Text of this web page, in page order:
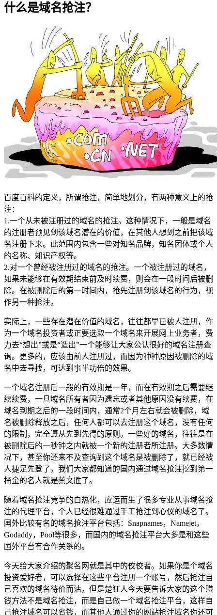
什么是域名抢注？
百度百科的定义，所谓抢注，简单地划分，有两种意义上的抢
注：
1.一个从未被注册过的域名的抢注。这种情况下，一般是域名
的注册者预见到该域名潜在的价值，在其他人想到之前把该域
名注册下来。此范围内包含一些对知名品牌，知名团体或个人
的名称、知识产权等。
2.对一个曾经被注册过的域名的抢注。一个被注册过的域名，
如果未能够在有效期结束前及时续费，则会在一段时间后被删
除。在被删除后的第一时间内，抢先注册到该域名的行为，视
作另一种抢注。
实际上，一些存在潜在价值的域名，往往都早已被人注册，作
为一个域名投资者或正要选取一个域名来开展网上业务者，费
力去“想出”或是“造出”一个能够让大家公认很好的域名注册查
询。更多的，应该由前人注册过，而因为种种原因被删除的域
名中去寻找，可达到事半功倍的效果。
一个域名注册后一般的有效期是一年，而在有效期之后需要继
续续费，一旦域名所有者因为遗忘或者其他原因没有续费，在
域名到期之后的一段时间内，通常2个月左右就会被删除，域
名被删除释放之后，任何人都可以去注册这个域名，没有任何
的限制，完全遵从先到先得的原则。一些好的域名，往往是在
被删除后的一秒钟之内就被一个新的注册者所注册。大多数情
况下，甚至你还来不及查询到这个域名是被删除了，就已经被
人捷足先登了。我们大家都知道的国内通过域名抢注挖到第一
桶金的名人就是蔡文胜了。
随着域名抢注竞争的白热化，应运而生了很多专业从事域名抢
注的代理平台，个人已经很难通过手工抢注到心仪的域名了。
国外比较有名的域名抢注平台包括：Snapnames，Namejet，
Godaddy，Pool等很多，而国内的域名抢注平台大多是和这些
国外平台有合作关系的。
今天给大家介绍的聚名网就是其中的佼佼者。如果你是个域名
投资爱好者，可以选择在这些平台注册一个账号，然后抢注自
己喜欢的域名待价而沽。但是楚狂人今天要告诉大家的这个赚
钱方法不是域名抢注，而是自己做一个域名抢注平台，这样自
己抢注域名可以省钱，而其他人通过你的网站抢注域名你还可